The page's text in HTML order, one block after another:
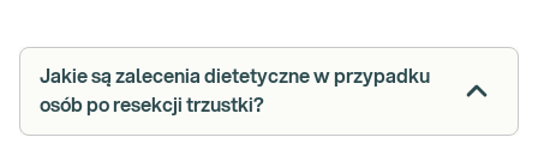
Jakie są zalecenia dietetyczne w przypadku
osób po resekcji trzustki?